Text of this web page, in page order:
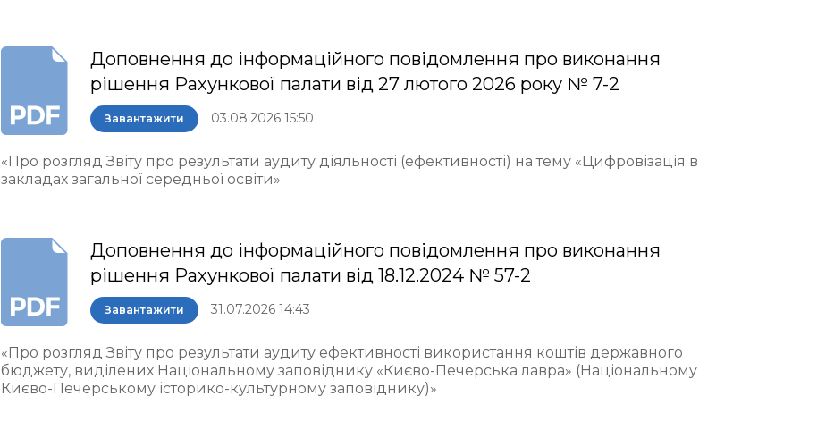
Доповнення до інформаційного повідомлення про виконання
рішення Рахункової палати від 27 лютого 2026 року № 7-2
Завантажити 03.08.2026 15:50
«Про розгляд Звіту про результати аудиту діяльності (ефективності) на тему «Цифровізація в
закладах загальної середньої освіти»
Доповнення до інформаційного повідомлення про виконання
рішення Рахункової палати від 18.12.2024 № 57-2
Завантажити 31.07.2026 14:43
«Про розгляд Звіту про результати аудиту ефективності використання коштів державного
бюджету, виділених Національному заповіднику «Києво-Печерська лавра» (Національному
Києво-Печерському історико-культурному заповіднику)»